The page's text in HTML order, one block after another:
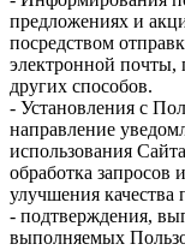
предложениях и
посредством
электронной
других способов.
- Установления с
направление
использования
обработка запросов
улучшения качества
- подтверждения,
выполняемых